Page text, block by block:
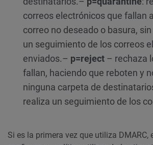
correos electrónicos que fallan
correo no deseado o basura,
un seguimiento de los correos
enviados.– p=reject – rechaza
fallan, haciendo que reboten y
ninguna carpeta de
realiza un seguimiento de los
Si es la primera vez que utiliza DMARC,